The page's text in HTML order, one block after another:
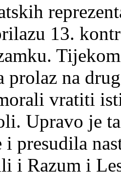
13.
prolaz na
vratiti
Upravo je
presudila
i Razum i